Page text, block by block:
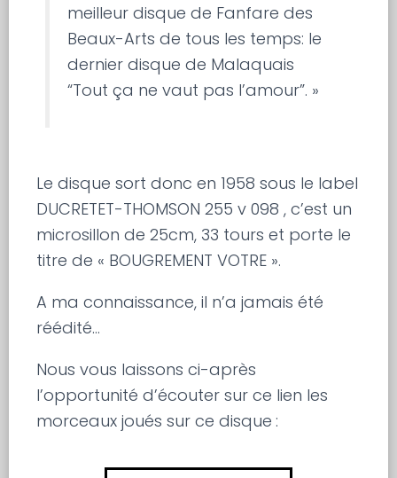
meilleur disque de Fanfare des
Beaux-Arts de tous les temps: le
dernier disque de Malaquais
“Tout ça ne vaut pas l’amour”. »
Le disque sort donc en 1958 sous le label
DUCRETET-THOMSON 255 v 098 , c’est un
microsillon de 25cm, 33 tours et porte le
titre de « BOUGREMENT VOTRE ».
A ma connaissance, il n’a jamais été
réédité…
Nous vous laissons ci-après
l’opportunité d’écouter sur ce lien les
morceaux joués sur ce disque :